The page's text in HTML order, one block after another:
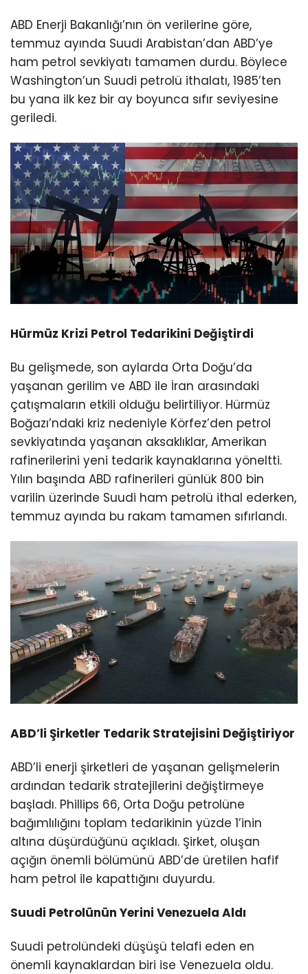
ABD Enerji Bakanlığı’nın ön verilerine göre,
temmuz ayında Suudi Arabistan’dan ABD’ye
ham petrol sevkiyatı tamamen durdu. Böylece
Washington’un Suudi petrolü ithalatı, 1985’ten
bu yana ilk kez bir ay boyunca sıfır seviyesine
geriledi.
Hürmüz Krizi Petrol Tedarikini Değiştirdi
Bu gelişmede, son aylarda Orta Doğu’da
yaşanan gerilim ve ABD ile İran arasındaki
çatışmaların etkili olduğu belirtiliyor. Hürmüz
Boğazı’ndaki kriz nedeniyle Körfez’den petrol
sevkiyatında yaşanan aksaklıklar, Amerikan
rafinerilerini yeni tedarik kaynaklarına yöneltti.
Yılın başında ABD rafinerileri günlük 800 bin
varilin üzerinde Suudi ham petrolü ithal ederken,
temmuz ayında bu rakam tamamen sıfırlandı.
ABD’li Şirketler Tedarik Stratejisini Değiştiriyor
ABD’li enerji şirketleri de yaşanan gelişmelerin
ardından tedarik stratejilerini değiştirmeye
başladı. Phillips 66, Orta Doğu petrolüne
bağımlılığını toplam tedarikinin yüzde 1’inin
altına düşürdüğünü açıkladı. Şirket, oluşan
açığın önemli bölümünü ABD’de üretilen hafif
ham petrol ile kapattığını duyurdu.
Suudi Petrolünün Yerini Venezuela Aldı
Suudi petrolündeki düşüşü telafi eden en
önemli kaynaklardan biri ise Venezuela oldu.